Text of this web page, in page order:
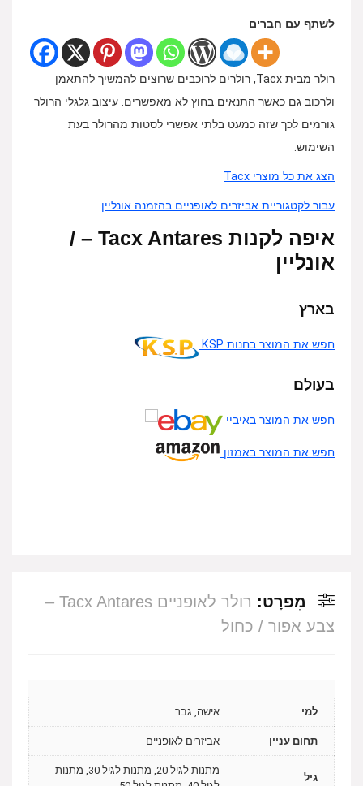
לשתף עם חברים
רולר מבית Tacx, רולרים לרוכבים שרוצים להמשיך להתאמן
ולרכוב גם כאשר התנאים בחוץ לא מאפשרים. עיצוב גלגלי הרולר
גורמים לכך שזה כמעט בלתי אפשרי לסטות מהרולר בעת
השימוש.
הצג את כל מוצרי Tacx
עבור לקטגוריית אביזרים לאופניים בהזמנה אונליין
איפה לקנות Tacx Antares – /
אונליין
בארץ
חפש את המוצר בחנות KSP
בעולם
חפש את המוצר באיביי
חפש את המוצר באמזון
מִפרָט:
רולר לאופניים Tacx Antares –
צבע אפור / כחול
למי אישה, גבר
תחום עניין אביזרים לאופניים
גיל
מתנות לגיל 20, מתנות לגיל 30, מתנות